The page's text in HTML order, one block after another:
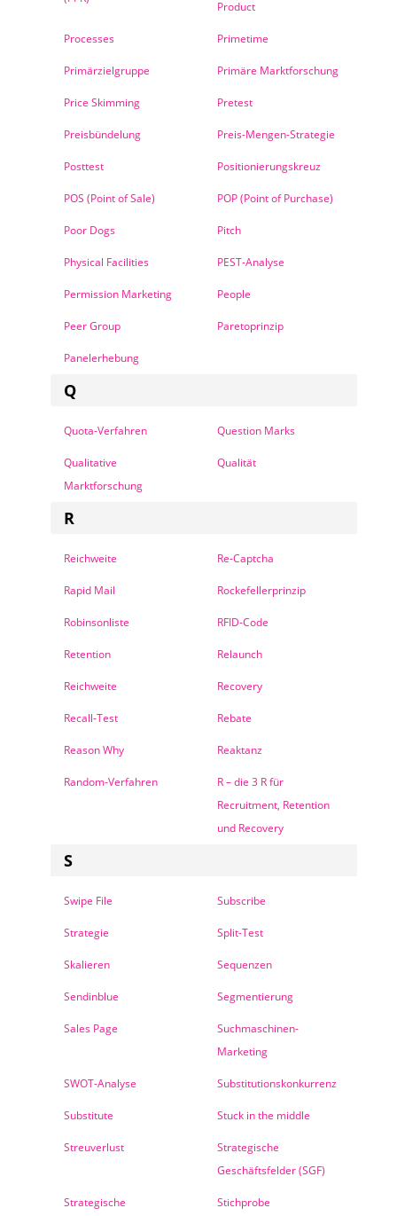
Product
Processes Primetime
Primärzielgruppe Primäre Marktforschung
Price Skimming Pretest
Preisbündelung Preis-Mengen-Strategie
Posttest Positionierungskreuz
POS (Point of Sale) POP (Point of Purchase)
Poor Dogs Pitch
Physical Facilities PEST-Analyse
Permission Marketing People
Peer Group Paretoprinzip
Panelerhebung
Q
Quota-Verfahren Question Marks
Qualitative
Marktforschung
Qualität
R
Reichweite Re-Captcha
Rapid Mail Rockefellerprinzip
Robinsonliste RFID-Code
Retention Relaunch
Reichweite Recovery
Recall-Test Rebate
Reason Why Reaktanz
Random-Verfahren
R – die 3 R für
Recruitment, Retention
und Recovery
S
Swipe File Subscribe
Strategie Split-Test
Skalieren Sequenzen
Sendinblue Segmentierung
Sales Page
Suchmaschinen-
Marketing
SWOT-Analyse Substitutionskonkurrenz
Substitute Stuck in the middle
Streuverlust
Strategische
Geschäftsfelder (SGF)
Strategische
Stichprobe